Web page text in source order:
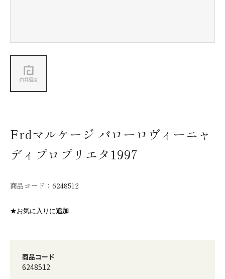
Frdマルケージ バローロヴィーニャ
ディプロプリエタ1997
商品コード： 6248512
★お気に入りに追加
商品コード
6248512